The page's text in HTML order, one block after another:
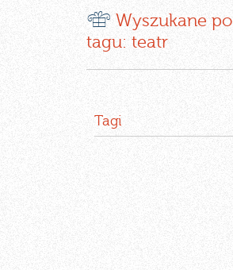
r Wyszukane po
tagu: teatr
Tagi